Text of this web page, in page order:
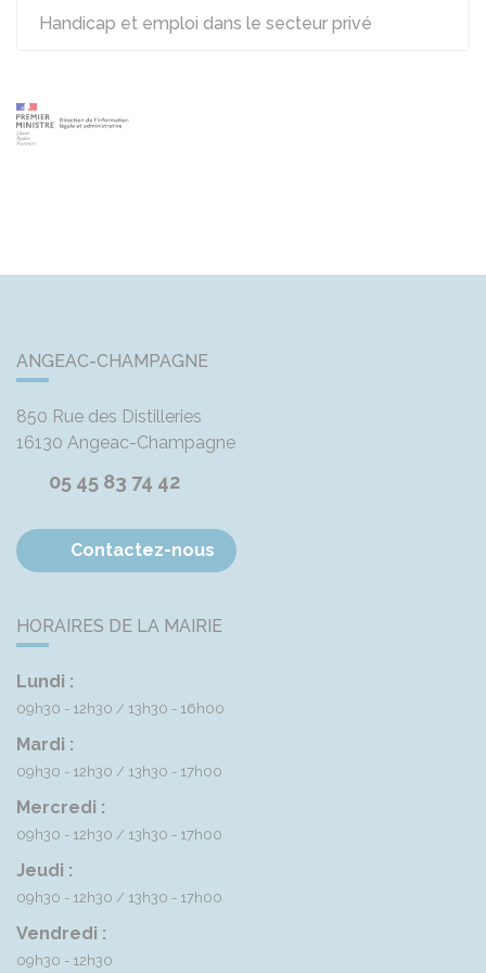
Handicap et emploi dans le secteur privé
ANGEAC-CHAMPAGNE
850 Rue des Distilleries
16130 Angeac-Champagne
05 45 83 74 42
Contactez-nous
HORAIRES DE LA MAIRIE
Lundi :
09h30 - 12h30 13h30 - 16h00
Mardi :
09h30 - 12h30 13h30 - 17h00
Mercredi :
09h30 - 12h30 13h30 - 17h00
Jeudi :
09h30 - 12h30 13h30 - 17h00
Vendredi :
09h30 - 12h30